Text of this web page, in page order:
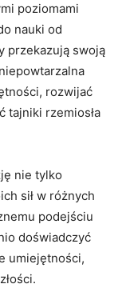
poziomami
​nauki od
przekazują swoją
rozwijać
tajniki rzemiosła
nie tylko
sił w ​różnych
podejściu⁢
doświadczyć
umiejętności,